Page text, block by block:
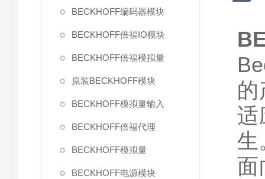
BECKHOFF编码器模块
BECKHOFF倍福IO模块
BECKHOFF倍福模拟量
原装BECKHOFF模块
BECKHOFF模拟量输入
BECKHOFF倍福代理
BECKHOFF模拟量
BECKHOFF电源模块
适
生
面